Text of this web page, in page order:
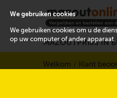
MAZOUTPRIJS IN
Welkom Klant
We gebruiken cookies
We gebruiken cookies om u de
op uw computer of ander apparaat.